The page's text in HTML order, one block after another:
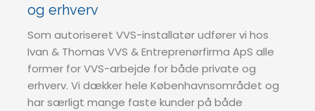
og erhverv
Som autoriseret VVS-installatør udfører vi hos
Ivan & Thomas VVS & Entreprenørfirma ApS alle
former for VVS-arbejde for både private og
erhverv. Vi dækker hele Københavnsområdet og
har særligt mange faste kunder på både